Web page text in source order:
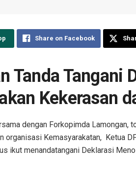
Share on Facebook
Tanda Tangani
Kekerasan
dengan Forkopimda Lamongan,
organisasi Kemasyarakatan, Ketua
ikut menandatangani Deklarasi